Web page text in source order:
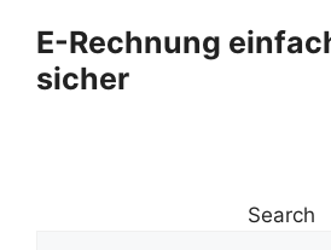
Inhalt
springen
E-Rechnung
sicher
Search